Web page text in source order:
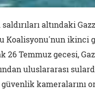
altındaki
Koalisyonu'nun ikinci
26 Temmuz gecesi,
uluslararası
kameralarını